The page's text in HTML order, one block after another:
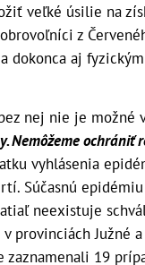
veľké úsilie na
z
dokonca aj
nej nie je možné
Nemôžeme ochrániť
vyhlásenia
Súčasnú
neexistuje
provinciách Južné
zaznamenali 19